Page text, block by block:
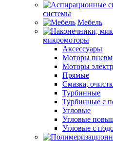
системы
Мебель
микромоторы
Аксессуары
Моторы
Моторы
Прямые
Смазка,
Турбинные
Турбинные с
Угловые
Угловые
Угловые с